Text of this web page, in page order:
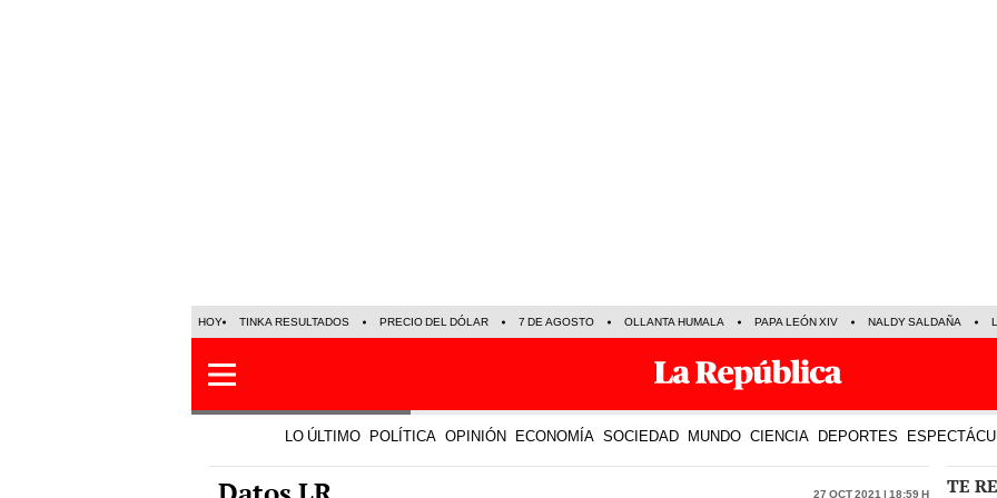
LO ÚLTIMO POLÍTICA OPINIÓN ECONOMÍA SOCIEDAD MUNDO CIENCIA DEPORTES
Datos LR 27 Oct 2021 | 18:59 h